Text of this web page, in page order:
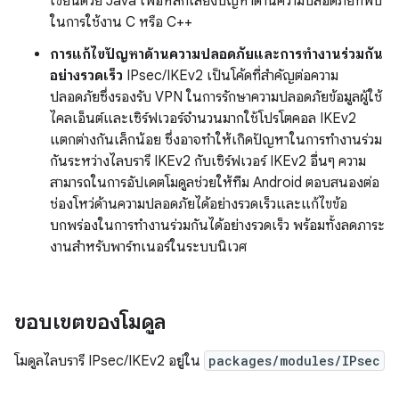
ในการใช้งาน C หรือ C++
การแก้ไขปัญหาด้านความปลอดภัยและการทำงานร่วมกัน
อย่างรวดเร็ว IPsec/IKEv2 เป็นโค้ดที่สำคัญต่อความ
ปลอดภัยซึ่งรองรับ VPN ในการรักษาความปลอดภัยข้อมูลผู้ใช้
ไคลเอ็นต์และเซิร์ฟเวอร์จำนวนมากใช้โปรโตคอล IKEv2
แตกต่างกันเล็กน้อย ซึ่งอาจทำให้เกิดปัญหาในการทำงานร่วม
กันระหว่างไลบรารี IKEv2 กับเซิร์ฟเวอร์ IKEv2 อื่นๆ ความ
สามารถในการอัปเดตโมดูลช่วยให้ทีม Android ตอบสนองต่อ
ช่องโหว่ด้านความปลอดภัยได้อย่างรวดเร็วและแก้ไขข้อ
บกพร่องในการทำงานร่วมกันได้อย่างรวดเร็ว พร้อมทั้งลดภาระ
งานสำหรับพาร์ทเนอร์ในระบบนิเวศ
ขอบเขตของโมดูล
โมดูลไลบรารี IPsec/IKEv2 อยู่ใน packages/modules/IPsec